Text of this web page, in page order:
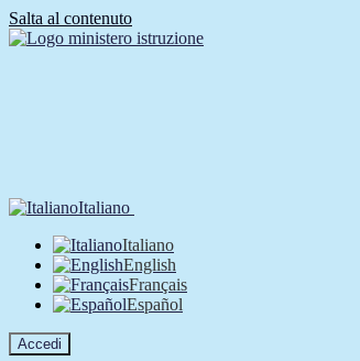
Salta al contenuto
Italiano
Italiano
English
Français
Español
Accedi